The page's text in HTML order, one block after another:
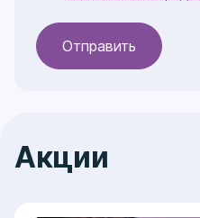
Акции